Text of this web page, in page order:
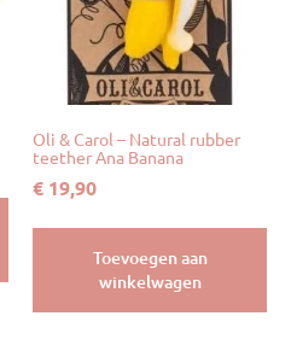
Oli & Carol – Natural rubber
teether Ana Banana
€ 19,90
Toevoegen aan
winkelwagen